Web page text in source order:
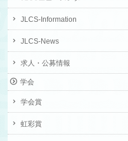
JLCS-Information
JLCS-News
求人・公募情報
学会
学会賞
虹彩賞